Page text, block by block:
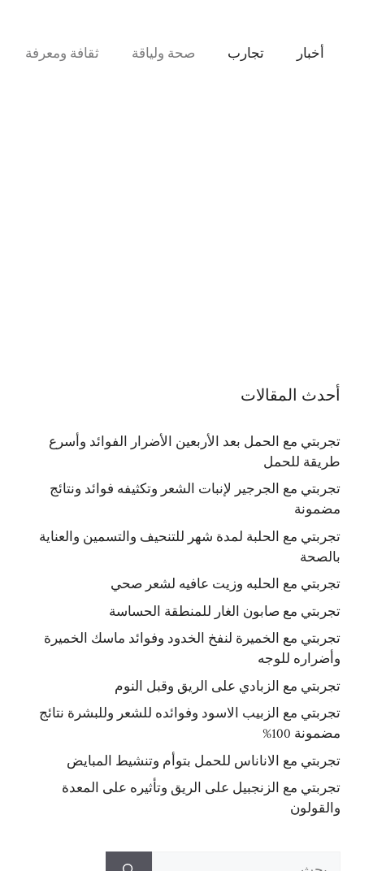
أخبار تجارب صحة ولياقة ثقافة ومعرفة
أحدث المقالات
تجربتي مع الحمل بعد الأربعين الأضرار الفوائد وأسرع
طريقة للحمل
تجربتي مع الجرجير لإنبات الشعر وتكثيفه فوائد ونتائج
مضمونة
تجربتي مع الحلبة لمدة شهر للتنحيف والتسمين والعناية
بالصحة
تجربتي مع الحلبه وزيت عافيه لشعر صحي
تجربتي مع صابون الغار للمنطقة الحساسة
تجربتي مع الخميرة لنفخ الخدود وفوائد ماسك الخميرة
وأضراره للوجه
تجربتي مع الزبادي على الريق وقبل النوم
تجربتي مع الزبيب الاسود وفوائده للشعر وللبشرة نتائج
مضمونة 100%
تجربتي مع الاناناس للحمل بتوأم وتنشيط المبايض
تجربتي مع الزنجبيل على الريق وتأثيره على المعدة
والقولون